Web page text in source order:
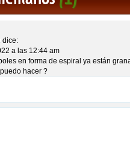
dice:
a las 12:44 am
en forma de espiral ya están
hacer ?